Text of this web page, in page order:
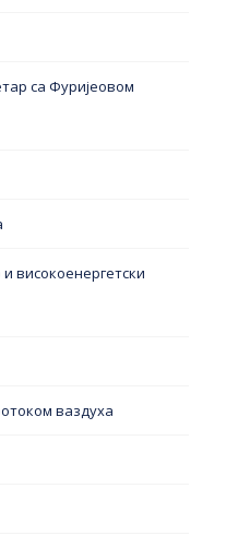
са Фуријеовом
високоенергетски
ваздуха